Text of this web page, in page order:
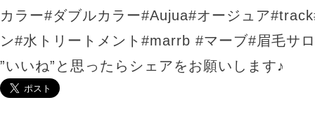
カラー#ダブルカラー#Aujua#オージュア
ン#水トリートメント #marrb #マーブ#眉毛サ
”いいね”と思ったらシェアをお願いします♪